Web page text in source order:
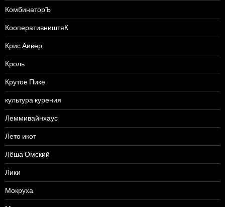
КомбинаторЪ
КооперативништяК
Крис Аивер
Кроль
Крутое Пике
культура курения
Леммивайнхаус
Лето икот
Лёша Омский
Лики
Мокруха